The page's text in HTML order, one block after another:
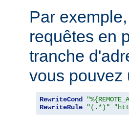
Par
requêtes en
tranche
vous pouvez
RewriteCond
RewriteRule
"(.*)"